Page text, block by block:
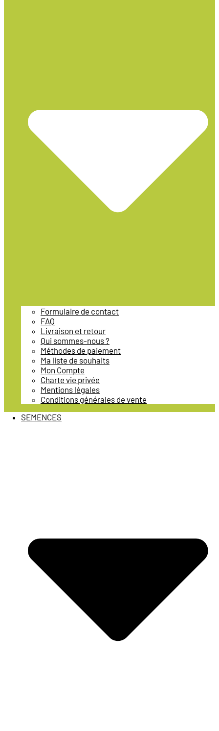
Formulaire de contact
FAQ
Livraison et retour
Qui sommes-nous ?
Méthodes de paiement
Ma liste de souhaits
Mon Compte
Charte vie privée
Mentions légales
Conditions générales de vente
SEMENCES